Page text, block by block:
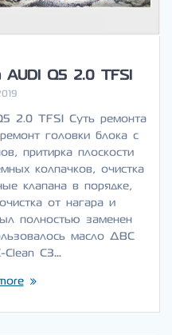
AUDI Q5 2.0 TFSI
2.0 TFSI Суть ремонта
головки блока с
притирка плоскости
колпачков, очистка
клапана в порядке,
от нагара и
полностью заменен
масло ДВС
C3…